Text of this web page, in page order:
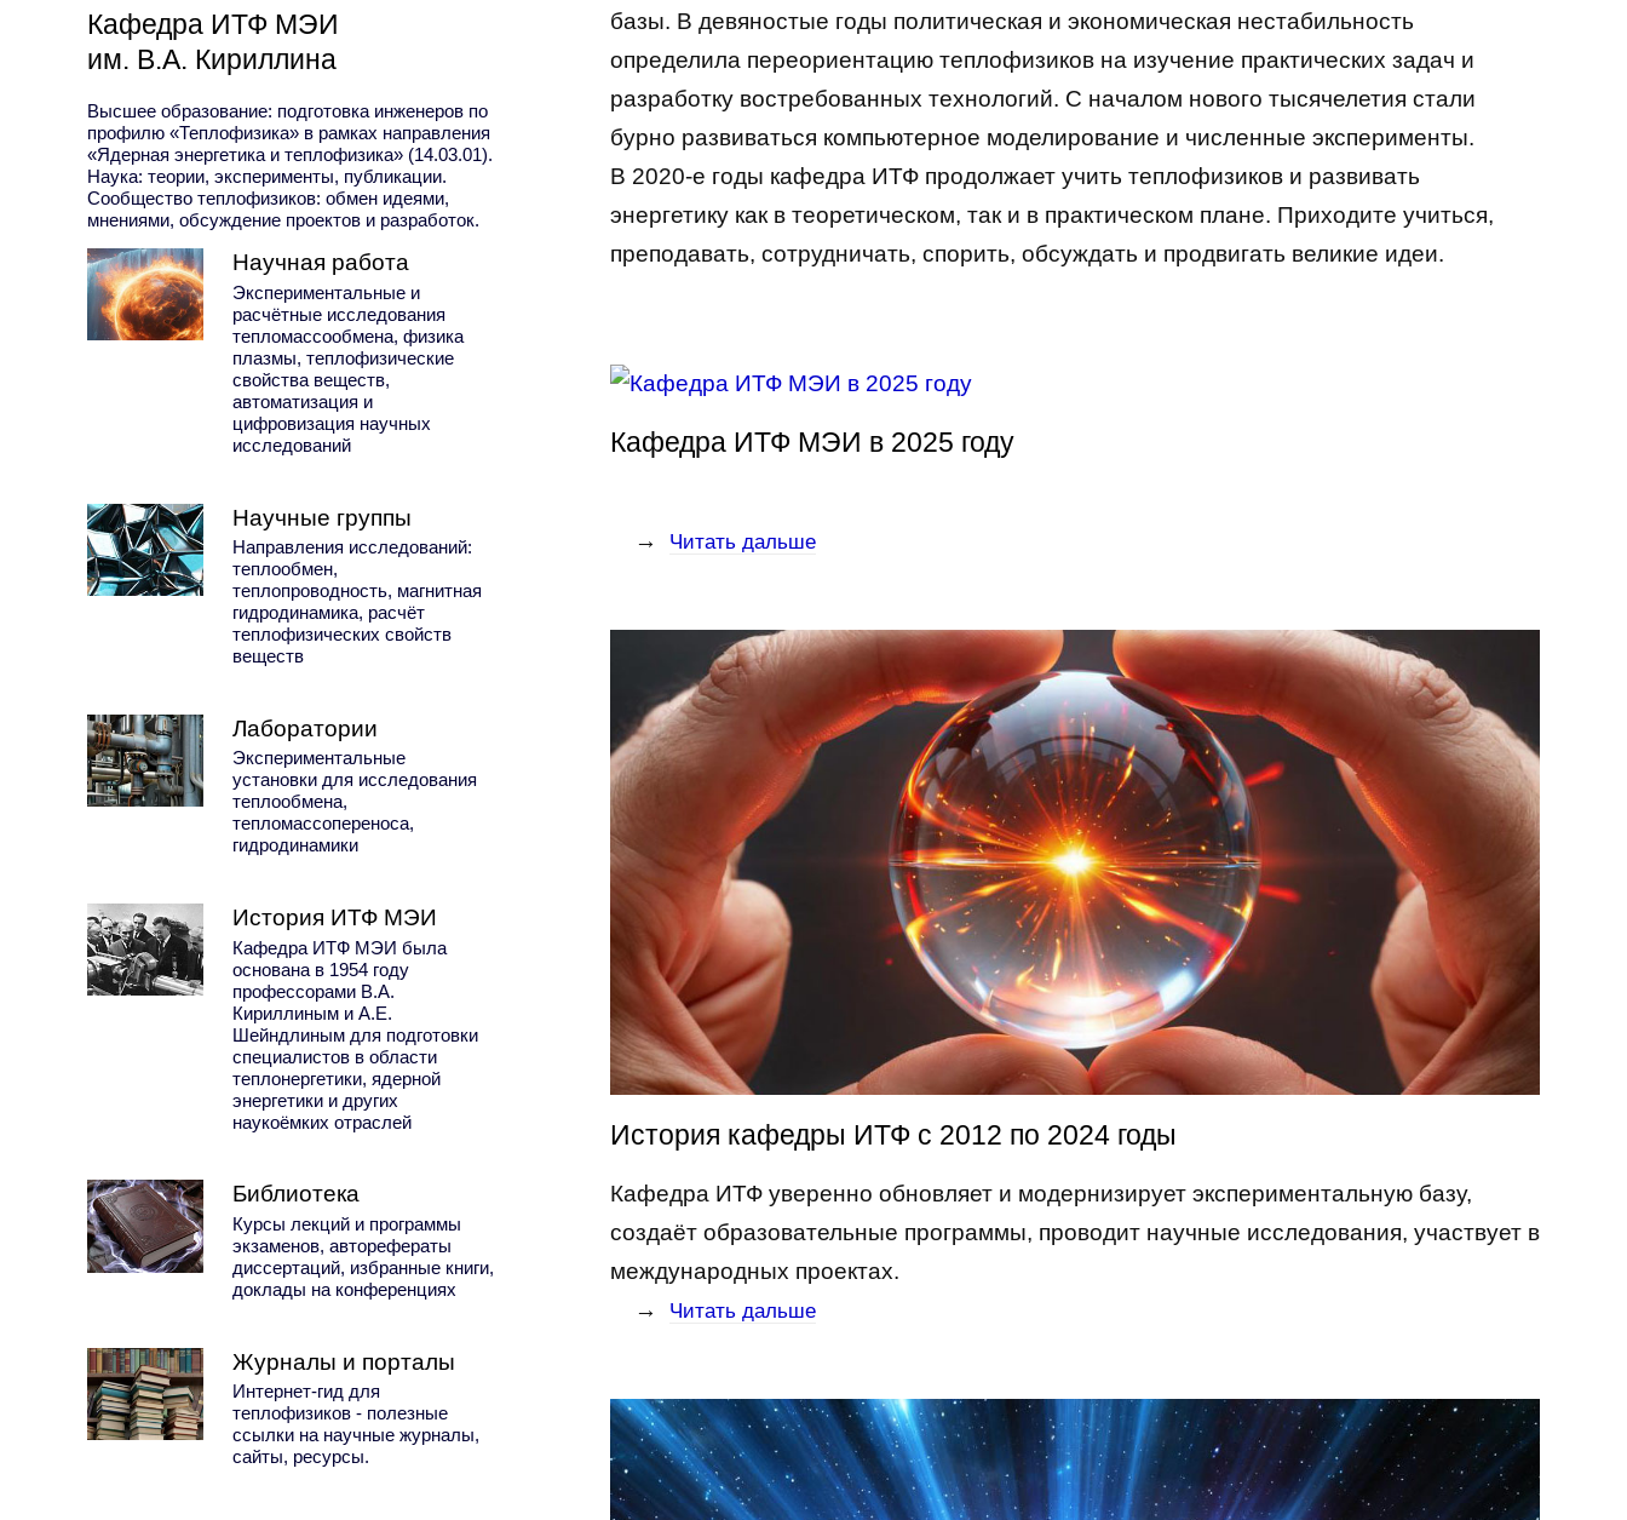
Кафедра ИТФ МЭИ
им. В.А. Кириллина
Высшее образование: подготовка инженеров по
профилю «Теплофизика» в рамках направления
«Ядерная энергетика и теплофизика» (14.03.01).
Наука: теории, эксперименты, публикации.
Сообщество теплофизиков: обмен идеями,
мнениями, обсуждение проектов и разработок.
Научная работа
Экспериментальные и
расчётные исследования
тепломассообмена, физика
плазмы, теплофизические
свойства веществ,
автоматизация и
цифровизация научных
исследований
Научные группы
Направления исследований:
теплообмен,
теплопроводность, магнитная
гидродинамика, расчёт
теплофизических свойств
веществ
Лаборатории
Экспериментальные
установки для исследования
теплообмена,
тепломассопереноса,
гидродинамики
История ИТФ МЭИ
Кафедра ИТФ МЭИ была
основана в 1954 году
профессорами В.А.
Кириллиным и А.Е.
Шейндлиным для подготовки
специалистов в области
теплонергетики, ядерной
энергетики и других
наукоёмких отраслей
Библиотека
Курсы лекций и программы
экзаменов, авторефераты
диссертаций, избранные книги,
доклады на конференциях
Журналы и порталы
Интернет-гид для
теплофизиков - полезные
ссылки на научные журналы,
сайты, ресурсы.
базы. В девяностые годы политическая и экономическая нестабильность
определила переориентацию теплофизиков на изучение практических задач и
разработку востребованных технологий. С началом нового тысячелетия стали
бурно развиваться компьютерное моделирование и численные эксперименты.
В 2020-е годы кафедра ИТФ продолжает учить теплофизиков и развивать
энергетику как в теоретическом, так и в практическом плане. Приходите учиться,
преподавать, сотрудничать, спорить, обсуждать и продвигать великие идеи.
Кафедра ИТФ МЭИ в 2025 году
→ Читать дальше
История кафедры ИТФ с 2012 по 2024 годы
Кафедра ИТФ уверенно обновляет и модернизирует экспериментальную базу,
создаёт образовательные программы, проводит научные исследования, участвует в
международных проектах.
→
Читать дальше